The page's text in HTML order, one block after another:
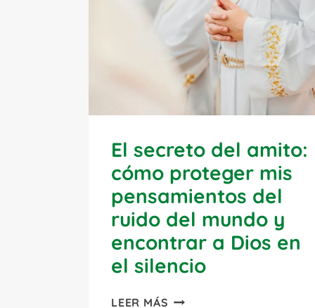
El secreto del amito:
cómo proteger mis
pensamientos del
ruido del mundo y
encontrar a Dios en
el silencio
LEER MÁS EL